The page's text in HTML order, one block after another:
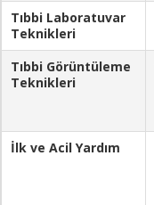
Tıbbi Laboratuvar
Teknikleri
Tıbbi Görüntüleme
Teknikleri
İlk ve Acil Yardım